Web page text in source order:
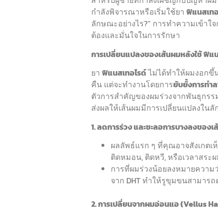
กำลังพิจารณาหรือเริ่มใช้ยา ฟิแนสเท
ลักษณะอย่างไร?” การทำความเข้า
ต้องและมั่นใจในการรักษา
การเปลี่ยนแปลงของเส้นผมหลังใช้ ฟิแ
ยา ฟิแนสเทอไรด์ไม่ได้ทำให้ผมงอก
คืน แต่จะทำงานโดยการยับยั้งการทำ
ตัวการสำคัญของผมร่วงจากพันธุกรร
ส่งผลให้เส้นผมมีการเปลี่ยนแปลงใน
1. ลดการร่วง และชะลอการบางลงขอ
ผลลัพธ์แรก ๆ ที่คุณอาจสังเกตเ
ติดหมอน, ติดหวี, หรือเวลาสร
การที่ผมร่วงน้อยลงหมายควา
จาก DHT ทำให้รูขุมขนสามาร
2. การเปลี่ยนจากผมอ่อนแอ (Vellus